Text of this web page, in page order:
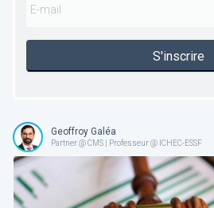
S'inscrire
Geoffroy Galéa
Partner @ CMS | Professeur @ ICHEC-ESSF